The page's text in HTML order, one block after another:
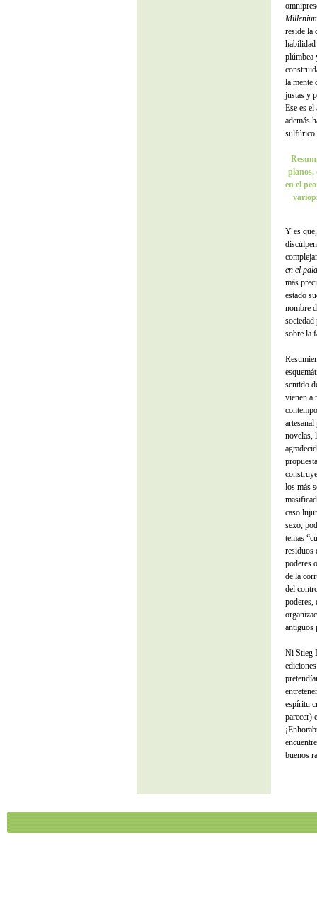
reside la
habilidad
plúmbea
la mente
justas y
Ese es
además
sulfúrico
planos,
en el
Y es
en el
más
estado
nombre
sociedad
sobre la
sentido
vienen a
novelas,
los más
caso
sexo,
temas
residuos
poderes
de la
del
poderes,
antiguos
Ni Stieg
espíritu
parecer)
buenos